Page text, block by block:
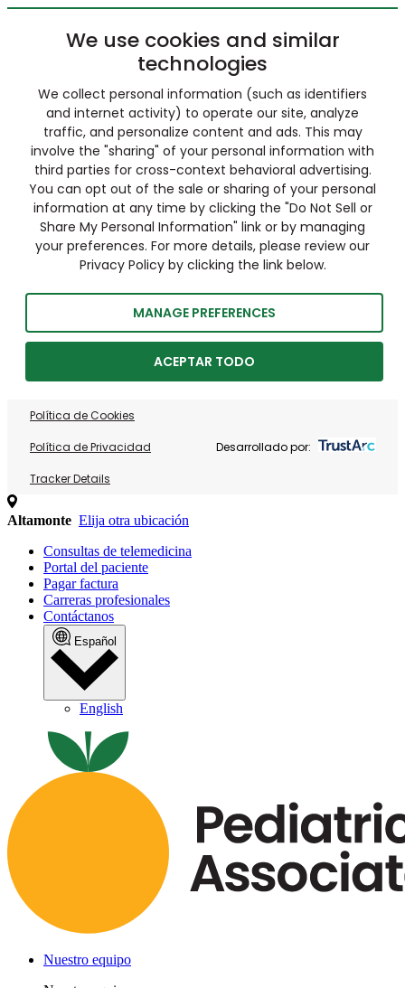
We use cookies and similar
technologies
We collect personal information (such as identifiers
and internet activity) to operate our site, analyze
traffic, and personalize content and ads. This may
involve the "sharing" of your personal information with
third parties for cross-context behavioral advertising.
You can opt out of the sale or sharing of your personal
information at any time by clicking the "Do Not Sell or
Share My Personal Information" link or by managing
your preferences. For more details, please review our
Privacy Policy by clicking the link below.
MANAGE PREFERENCES
ACEPTAR TODO
Política de Cookies
Política de Privacidad
Tracker Details
Desarrollado por:
Altamonte Elija otra ubicación
Consultas de telemedicina
Portal del paciente
Pagar factura
Carreras profesionales
Contáctanos
Español
English
Nuestro equipo